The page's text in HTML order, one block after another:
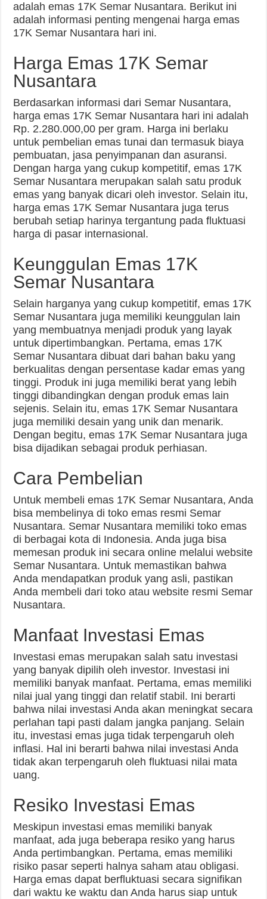
adalah emas 17K Semar Nusantara. Berikut ini
adalah informasi penting mengenai harga emas
17K Semar Nusantara hari ini.
Harga Emas 17K Semar
Nusantara
Berdasarkan informasi dari Semar Nusantara,
harga emas 17K Semar Nusantara hari ini adalah
Rp. 2.280.000,00 per gram. Harga ini berlaku
untuk pembelian emas tunai dan termasuk biaya
pembuatan, jasa penyimpanan dan asuransi.
Dengan harga yang cukup kompetitif, emas 17K
Semar Nusantara merupakan salah satu produk
emas yang banyak dicari oleh investor. Selain itu,
harga emas 17K Semar Nusantara juga terus
berubah setiap harinya tergantung pada fluktuasi
harga di pasar internasional.
Keunggulan Emas 17K
Semar Nusantara
Selain harganya yang cukup kompetitif, emas 17K
Semar Nusantara juga memiliki keunggulan lain
yang membuatnya menjadi produk yang layak
untuk dipertimbangkan. Pertama, emas 17K
Semar Nusantara dibuat dari bahan baku yang
berkualitas dengan persentase kadar emas yang
tinggi. Produk ini juga memiliki berat yang lebih
tinggi dibandingkan dengan produk emas lain
sejenis. Selain itu, emas 17K Semar Nusantara
juga memiliki desain yang unik dan menarik.
Dengan begitu, emas 17K Semar Nusantara juga
bisa dijadikan sebagai produk perhiasan.
Cara Pembelian
Untuk membeli emas 17K Semar Nusantara, Anda
bisa membelinya di toko emas resmi Semar
Nusantara. Semar Nusantara memiliki toko emas
di berbagai kota di Indonesia. Anda juga bisa
memesan produk ini secara online melalui website
Semar Nusantara. Untuk memastikan bahwa
Anda mendapatkan produk yang asli, pastikan
Anda membeli dari toko atau website resmi Semar
Nusantara.
Manfaat Investasi Emas
Investasi emas merupakan salah satu investasi
yang banyak dipilih oleh investor. Investasi ini
memiliki banyak manfaat. Pertama, emas memiliki
nilai jual yang tinggi dan relatif stabil. Ini berarti
bahwa nilai investasi Anda akan meningkat secara
perlahan tapi pasti dalam jangka panjang. Selain
itu, investasi emas juga tidak terpengaruh oleh
inflasi. Hal ini berarti bahwa nilai investasi Anda
tidak akan terpengaruh oleh fluktuasi nilai mata
uang.
Resiko Investasi Emas
Meskipun investasi emas memiliki banyak
manfaat, ada juga beberapa resiko yang harus
Anda pertimbangkan. Pertama, emas memiliki
risiko pasar seperti halnya saham atau obligasi.
Harga emas dapat berfluktuasi secara signifikan
dari waktu ke waktu dan Anda harus siap untuk